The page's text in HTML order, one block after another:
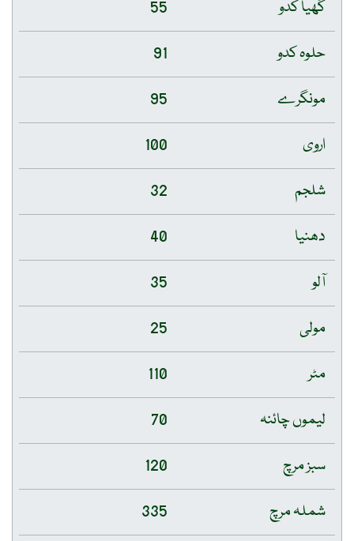
گھیا کدو
55
حلوہ کدو
91
مونگرے
95
اروی
100
شلجم
32
دھنیا
40
آلو
35
مولی
25
مٹر
110
لیموں چائنہ
70
سبز مرچ
120
شملہ مرچ
335